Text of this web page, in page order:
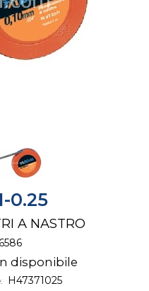
0.25
A NASTRO
disponibile
H47371025